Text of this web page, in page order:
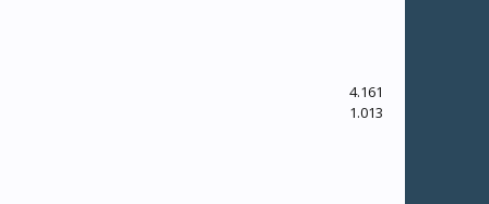
4.161
1.013